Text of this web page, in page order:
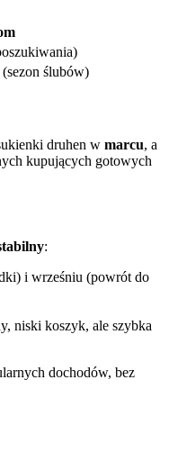
(sezon ślubów)
druhen w marcu, a
kupujących gotowych
:
i wrześniu (powrót do
niski koszyk, ale szybka
dochodów, bez